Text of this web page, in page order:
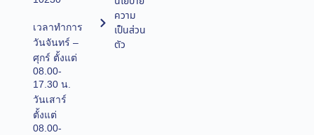
เวลาทำการ
วันจันทร์ –
ศุกร์ ตั้งแต่
08.00-
17.30 น.
วันเสาร์
ตั้งแต่
08.00-
ความ
เป็นส่วน
ตัว